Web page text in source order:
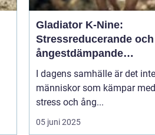
Gladiator K-Nine:
Stressreducerande och
ångestdämpande
hundhalsband
I dagens samhälle är det
människor som kämpar med
stress och ång...
05 juni 2025